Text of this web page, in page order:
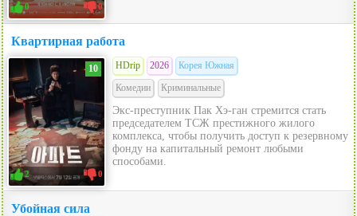
0 0
Квартирная работа
10
2 0
HDrip 2026
Корея Южная
Комедии
Криминальные
Экс-преступник Пак Хэ-ган стремится стать
председателем ТСЖ престижного жилого
комплекса, чтобы получить доступ к резервному
фонду на капитальный ремонт любыми
способами.
Убойная сила